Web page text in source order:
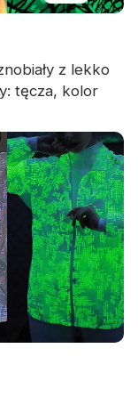
z lekko
tęcza, kolor